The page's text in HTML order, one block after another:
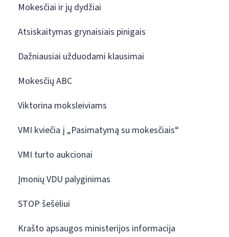
Mokesčiai ir jų dydžiai
Atsiskaitymas grynaisiais pinigais
Dažniausiai užduodami klausimai
Mokesčių ABC
Viktorina moksleiviams
VMI kviečia į „Pasimatymą su mokesčiais“
VMI turto aukcionai
Įmonių VDU palyginimas
STOP šešėliui
Krašto apsaugos ministerijos informacija